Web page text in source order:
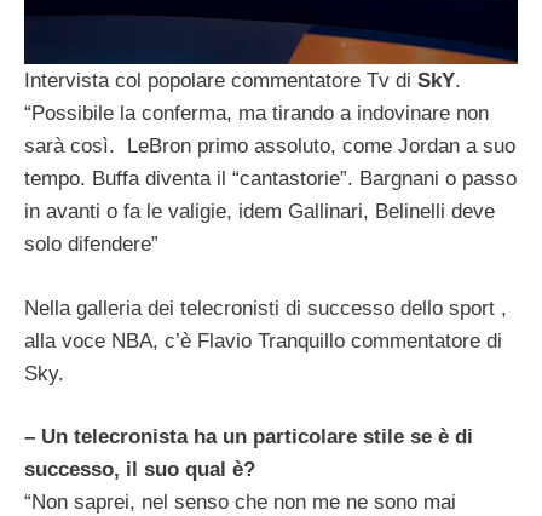
Intervista col popolare commentatore Tv di SkY.
“Possibile la conferma, ma tirando a indovinare non
sarà così. LeBron primo assoluto, come Jordan a suo
tempo. Buffa diventa il “cantastorie”. Bargnani o passo
in avanti o fa le valigie, idem Gallinari, Belinelli deve
solo difendere”
Nella galleria dei telecronisti di successo dello sport ,
alla voce NBA, c’è Flavio Tranquillo commentatore di
Sky.
– Un telecronista ha un particolare stile se è di
successo, il suo qual è?
“Non saprei, nel senso che non me ne sono mai